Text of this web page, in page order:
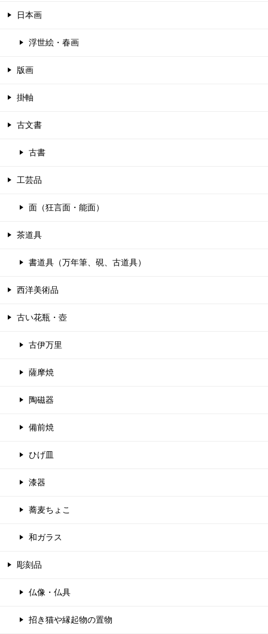
日本画
浮世絵・春画
版画
掛軸
古文書
古書
工芸品
面（狂言面・能面）
茶道具
書道具（万年筆、硯、古道具）
西洋美術品
古い花瓶・壺
古伊万里
薩摩焼
陶磁器
備前焼
ひげ皿
漆器
蕎麦ちょこ
和ガラス
彫刻品
仏像・仏具
招き猫や縁起物の置物